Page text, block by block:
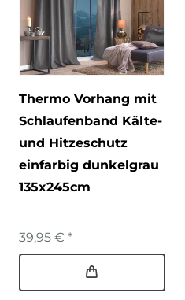
Thermo Vorhang mit
Schlaufenband Kälte-
und Hitzeschutz
einfarbig dunkelgrau
135x245cm
39,95 € *